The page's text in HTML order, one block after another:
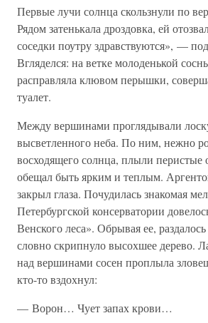
Первые лучи солнца скользнули по
Рядом затенькала дроздовка, ей
соседки поутру здравствуются», —
Вгляделся: на ветке молоденькой
расправляла клювом перышки,
туалет.
Между вершинами проглядывали
высветленного неба. По ним, нежно
восходящего солнца, плыли перистые
обещал быть ярким и теплым.
закрыл глаза. Почудилась знакомая
Петербургской консерватории
Венского леса». Обрывая ее,
словно скрипнуло высохшее дерево.
над вершинами сосен проплыла
кто-то вздохнул:
— Ворон… Чует запах крови…